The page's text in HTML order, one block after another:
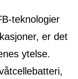
teknologier
er det
ytelse.